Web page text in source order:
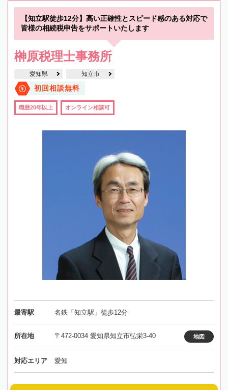
【知立駅徒歩12分】高い正確性とスピード感のある対応で
皆様の相続税申告をサポートいたします
榊原税理士事務所
愛知県 知立市
初回相談無料
職歴20年以上 オンライン相談可
最寄駅 名鉄「知立駅」徒歩12分
所在地 〒472-0034 愛知県知立市弘栄3-40 地図
対応エリア 愛知